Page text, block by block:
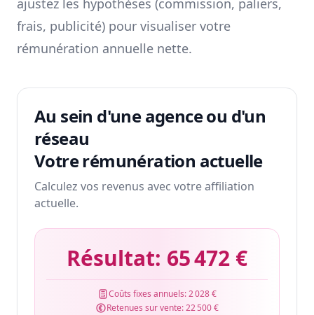
ajustez les hypothèses (commission, paliers,
frais, publicité) pour visualiser votre
rémunération annuelle nette.
Au sein d'une agence ou d'un
réseau
Votre rémunération actuelle
Calculez vos revenus avec votre affiliation
actuelle.
Résultat: 65 472 €
Coûts fixes annuels:2 028 €
Retenues sur vente:22 500 €